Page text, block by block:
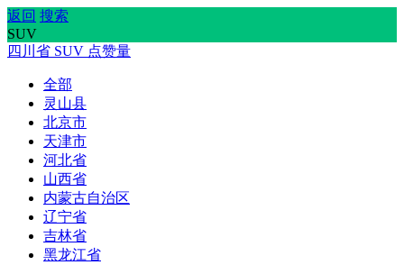
返回 搜索
SUV
四川省 SUV 点赞量
全部
灵山县
北京市
天津市
河北省
山西省
内蒙古自治区
辽宁省
吉林省
黑龙江省